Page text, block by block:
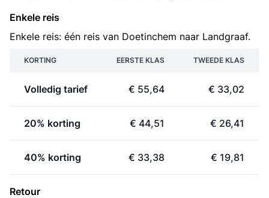
Enkele reis
Enkele reis: één reis van Doetinchem naar Landgraaf.
KORTING EERSTE KLAS TWEEDE KLAS
Volledig tarief € 55,64 € 33,02
20% korting € 44,51 € 26,41
40% korting € 33,38 € 19,81
Retour